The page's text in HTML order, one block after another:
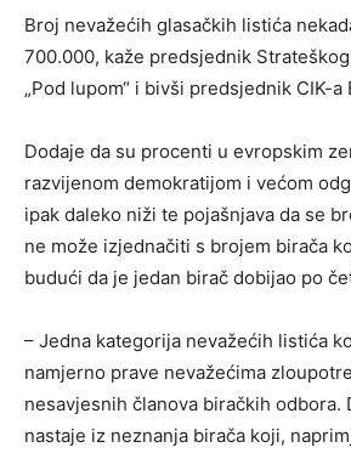
Broj nevažećih glasačkih listića
700.000, kaže predsjednik
„Pod lupom“ i bivši predsjednik CIK-a
Dodaje da su procenti u evropskim
razvijenom demokratijom i većom
ipak daleko niži te pojašnjava da se
ne može izjednačiti s brojem birača
budući da je jedan birač dobijao po
– Jedna kategorija nevažećih listića
namjerno prave nevažećima
nesavjesnih članova biračkih odbora.
nastaje iz neznanja birača koji,